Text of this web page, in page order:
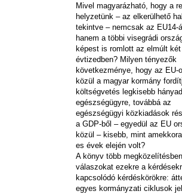
Mivel magyarázható, hogy a
helyzetünk – az elkerülhető
tekintve – nemcsak az EU14-
hanem a többi visegrádi
képest is romlott az elmúlt két
évtizedben? Milyen tényezők
következménye, hogy az EU-
közül a magyar kormány
költségvetés legkisebb
egészségügyre, továbbá az
egészségügyi közkiadások
a GDP-ből – egyedül az EU
közül – kisebb, mint
es évek elején volt?
A könyv több
válaszokat ezekre a
kapcsolódó kérdéskörökre:
egyes kormányzati ciklusok